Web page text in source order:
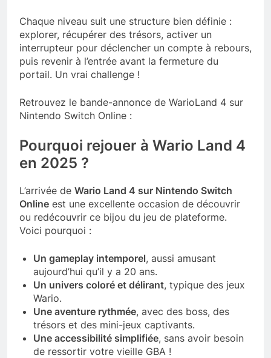
Chaque niveau suit une structure bien définie :
explorer, récupérer des trésors, activer un
interrupteur pour déclencher un compte à rebours,
puis revenir à l’entrée avant la fermeture du
portail. Un vrai challenge !
Retrouvez le bande-annonce de WarioLand 4 sur
Nintendo Switch Online :
Pourquoi rejouer à Wario Land 4
en 2025 ?
L’arrivée de Wario Land 4 sur Nintendo Switch
Online est une excellente occasion de découvrir
ou redécouvrir ce bijou du jeu de plateforme.
Voici pourquoi :
Un gameplay intemporel, aussi amusant
aujourd’hui qu’il y a 20 ans.
Un univers coloré et délirant, typique des jeux
Wario.
Une aventure rythmée, avec des boss, des
trésors et des mini-jeux captivants.
Une accessibilité simplifiée, sans avoir besoin
de ressortir votre vieille GBA !